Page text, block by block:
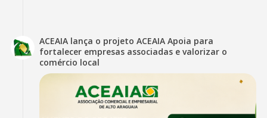
ACEAIA lança o projeto ACEAIA Apoia para
fortalecer empresas associadas e valorizar o
comércio local